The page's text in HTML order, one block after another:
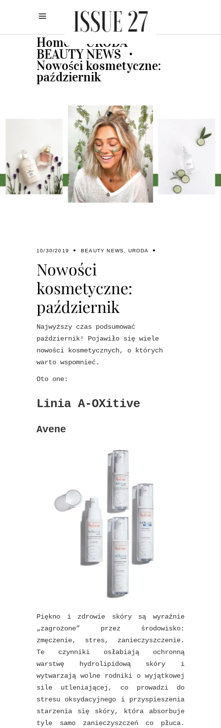
Home URODA
BEAUTY NEWS •
Nowości kosmetyczne:
październik
10/30/2019 BEAUTY NEWS, URODA
Nowości
kosmetyczne:
październik
Najwyższy czas podsumować
październik! Pojawiło się wiele
nowości kosmetycznych, o których
warto wspomnieć.
Oto one:
Linia A-OXitive
Avene
Piękno i zdrowie skóry są wyraźnie
„zagrożone” przez środowisko:
zmęczenie, stres, zanieczyszczenie.
Te czynniki osłabiają ochronną
warstwę hydrolipidową skóry i
wytwarzają wolne rodniki o wyjątkowej
sile utleniającej, co prowadzi do
stresu oksydacyjnego i przyspieszenia
starzenia się skóry, która absorbuje
tyle samo zanieczyszczeń co płuca.